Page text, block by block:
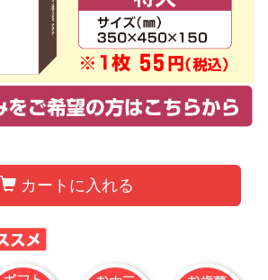
カートに入れる